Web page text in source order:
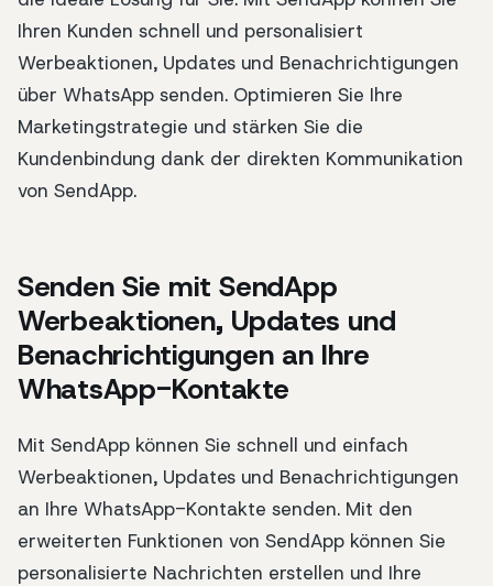
Ihren Kunden schnell und personalisiert
Werbeaktionen, Updates und Benachrichtigungen
über WhatsApp senden. Optimieren Sie Ihre
Marketingstrategie und stärken Sie die
Kundenbindung dank der direkten Kommunikation
von SendApp.
Senden Sie mit SendApp
Werbeaktionen, Updates und
Benachrichtigungen an Ihre
WhatsApp-Kontakte
Mit SendApp können Sie schnell und einfach
Werbeaktionen, Updates und Benachrichtigungen
an Ihre WhatsApp-Kontakte senden. Mit den
erweiterten Funktionen von SendApp können Sie
personalisierte Nachrichten erstellen und Ihre